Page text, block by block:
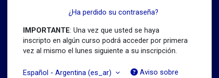
¿Ha perdido su contraseña?
IMPORTANTE: Una vez que usted se haya
inscripto en algún curso podrá acceder por primera
vez al mismo el lunes siguiente a su inscripción.
Español - Argentina ‎(es_ar)‎
Aviso sobre